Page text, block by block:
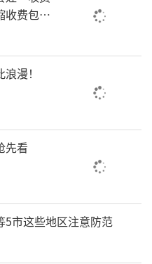
费包比
漫！
先看
5市这些地区注意防范